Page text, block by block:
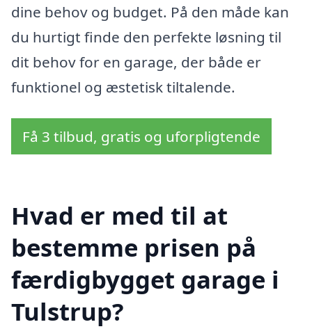
dine behov og budget. På den måde kan
du hurtigt finde den perfekte løsning til
dit behov for en garage, der både er
funktionel og æstetisk tiltalende.
Få 3 tilbud, gratis og uforpligtende
Hvad er med til at
bestemme prisen på
færdigbygget garage i
Tulstrup?